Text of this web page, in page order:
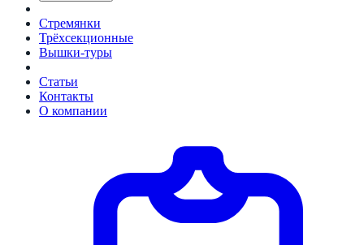
Стремянки
Трёхсекционные
Вышки-туры
Статьи
Контакты
О компании